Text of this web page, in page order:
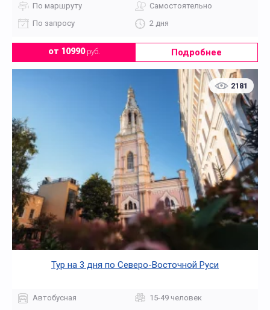
По маршруту
Самостоятельно
По запросу
2 дня
от 10990руб. Подробнее
2181
Тур на 3 дня по Северо-Восточной Руси
Автобусная
15-49 человек